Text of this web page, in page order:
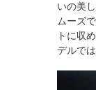
いの美
ムーズ
トに収
デルで